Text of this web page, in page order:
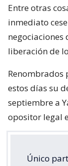
Entre otras
inmediato
negociaciones
liberación de
Renombrados
estos días su
septiembre a
opositor legal
Único